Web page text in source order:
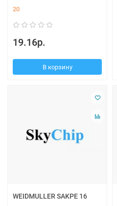
20
19.16р.
В корзину
WEIDMULLER SAKPE 16